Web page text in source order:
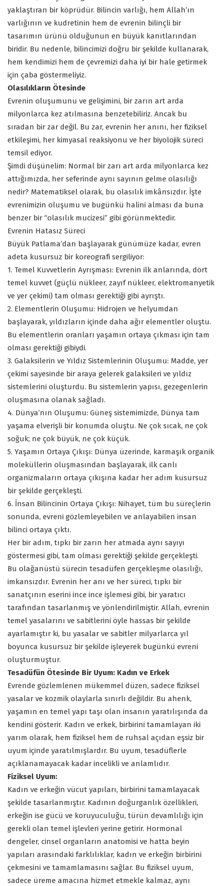
yaklaştıran bir köprüdür. Bilincin varlığı, hem Allah’ın
varlığının ve kudretinin hem de evrenin bilinçli bir
tasarımın ürünü olduğunun en büyük kanıtlarından
biridir. Bu nedenle, bilincimizi doğru bir şekilde kullanarak,
hem kendimizi hem de çevremizi daha iyi bir hale getirmek
için çaba göstermeliyiz.
Olasılıkların Ötesinde
Evrenin oluşumunu ve gelişimini, bir zarın art arda
milyonlarca kez atılmasına benzetebiliriz. Ancak bu
sıradan bir zar değil. Bu zar, evrenin her anını, her fiziksel
etkileşimi, her kimyasal reaksiyonu ve her biyolojik süreci
temsil ediyor.
Şimdi düşünelim: Normal bir zarı art arda milyonlarca kez
attığımızda, her seferinde aynı sayının gelme olasılığı
nedir? Matematiksel olarak, bu olasılık imkânsızdır. İşte
evrenimizin oluşumu ve bugünkü halini alması da buna
benzer bir “olasılık mucizesi” gibi görünmektedir.
Evrenin Hatasız Süreci
Büyük Patlama’dan başlayarak günümüze kadar, evren
adeta kusursuz bir koreografi sergiliyor:
1. Temel Kuvvetlerin Ayrışması: Evrenin ilk anlarında, dört
temel kuvvet (güçlü nükleer, zayıf nükleer, elektromanyetik
ve yer çekimi) tam olması gerektiği gibi ayrıştı.
2. Elementlerin Oluşumu: Hidrojen ve helyumdan
başlayarak, yıldızların içinde daha ağır elementler oluştu.
Bu elementlerin oranları yaşamın ortaya çıkması için tam
olması gerektiği gibiydi.
3. Galaksilerin ve Yıldız Sistemlerinin Oluşumu: Madde, yer
çekimi sayesinde bir araya gelerek galaksileri ve yıldız
sistemlerini oluşturdu. Bu sistemlerin yapısı, gezegenlerin
oluşmasına olanak sağladı.
4. Dünya’nın Oluşumu: Güneş sistemimizde, Dünya tam
yaşama elverişli bir konumda oluştu. Ne çok sıcak, ne çok
soğuk; ne çok büyük, ne çok küçük.
5. Yaşamın Ortaya Çıkışı: Dünya üzerinde, karmaşık organik
moleküllerin oluşmasından başlayarak, ilk canlı
organizmaların ortaya çıkışına kadar her adım kusursuz
bir şekilde gerçekleşti.
6. İnsan Bilincinin Ortaya Çıkışı: Nihayet, tüm bu süreçlerin
sonunda, evreni gözlemleyebilen ve anlayabilen insan
bilinci ortaya çıktı.
Her bir adım, tıpkı bir zarın her atmada aynı sayıyı
göstermesi gibi, tam olması gerektiği şekilde gerçekleşti.
Bu olağanüstü sürecin tesadüfen gerçekleşme olasılığı,
imkansızdır. Evrenin her anı ve her süreci, tıpkı bir
sanatçının eserini ince ince işlemesi gibi, bir yaratıcı
tarafından tasarlanmış ve yönlendirilmiştir. Allah, evrenin
temel yasalarını ve sabitlerini öyle hassas bir şekilde
ayarlamıştır ki, bu yasalar ve sabitler milyarlarca yıl
boyunca kusursuz bir şekilde işleyerek bugünkü evreni
oluşturmuştur.
Tesadüfün Ötesinde Bir Uyum: Kadın ve Erkek
Evrende gözlemlenen mükemmel düzen, sadece fiziksel
yasalar ve kozmik olaylarla sınırlı değildir. Bu ahenk,
yaşamın en temel yapı taşı olan insanın yaratılışında da
kendini gösterir. Kadın ve erkek, birbirini tamamlayan iki
yarım olarak, hem fiziksel hem de ruhsal açıdan eşsiz bir
uyum içinde yaratılmışlardır. Bu uyum, tesadüflerle
açıklanamayacak kadar incelikli ve anlamlıdır.
Fiziksel Uyum:
Kadın ve erkeğin vücut yapıları, birbirini tamamlayacak
şekilde tasarlanmıştır. Kadının doğurganlık özellikleri,
erkeğin ise gücü ve koruyuculuğu, türün devamlılığı için
gerekli olan temel işlevleri yerine getirir. Hormonal
dengeler, cinsel organların anatomisi ve hatta beyin
yapıları arasındaki farklılıklar, kadın ve erkeğin birbirini
çekmesini ve tamamlamasını sağlar. Bu fiziksel uyum,
sadece üreme amacına hizmet etmekle kalmaz, aynı